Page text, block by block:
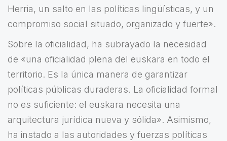
Herria, un salto en las políticas lingüísticas, y un
compromiso social situado, organizado y fuerte».
Sobre la oficialidad, ha subrayado la necesidad
de «una oficialidad plena del euskara en todo el
territorio. Es la única manera de garantizar
políticas públicas duraderas. La oficialidad formal
no es suficiente: el euskara necesita una
arquitectura jurídica nueva y sólida». Asimismo,
ha instado a las autoridades y fuerzas políticas